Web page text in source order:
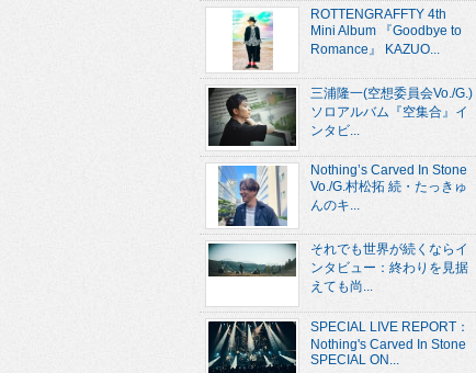
ROTTENGRAFFTY 4th
Mini Album 『Goodbye to
Romance』 KAZUO...
三浦隆一(空想委員会Vo./G.)
ソロアルバム『空集合』イ
ンタビ...
Nothing’s Carved In Stone
Vo./G.村松拓 続・たっきゅ
んのキ...
それでも世界が続くならイ
ンタビュー：終わりを見据
えても尚...
SPECIAL LIVE REPORT：
Nothing's Carved In Stone
SPECIAL ON...